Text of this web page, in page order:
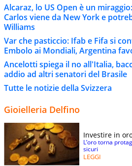
Alcaraz, lo US Open è un
Carlos viene da New York e
Williams
Var che pasticcio: Ifab e Fifa si
Embolo ai Mondiali, Argentina
Ancelotti spiega il no all'Italia,
addio ad altri senatori del Brasile
Tutte le notizie della Svizzera
Gioielleria Delfino
Investire in
L’oro torna
sicuri
LEGGI